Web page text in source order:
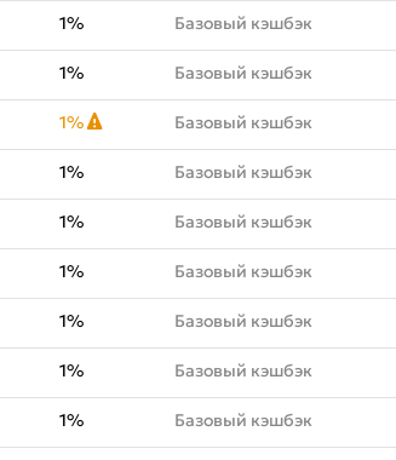
1% Базовый кэшбэк
1% Базовый кэшбэк
1% Базовый кэшбэк
1% Базовый кэшбэк
1% Базовый кэшбэк
1% Базовый кэшбэк
1% Базовый кэшбэк
1% Базовый кэшбэк
1% Базовый кэшбэк